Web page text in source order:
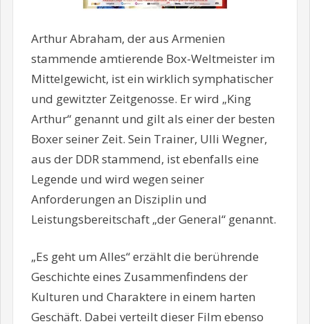
Arthur Abraham, der aus Armenien
stammende amtierende Box-Weltmeister im
Mittelgewicht, ist ein wirklich symphatischer
und gewitzter Zeitgenosse. Er wird „King
Arthur“ genannt und gilt als einer der besten
Boxer seiner Zeit. Sein Trainer, Ulli Wegner,
aus der DDR stammend, ist ebenfalls eine
Legende und wird wegen seiner
Anforderungen an Disziplin und
Leistungsbereitschaft „der General“ genannt.
„Es geht um Alles“ erzählt die berührende
Geschichte eines Zusammenfindens der
Kulturen und Charaktere in einem harten
Geschäft. Dabei verteilt dieser Film ebenso